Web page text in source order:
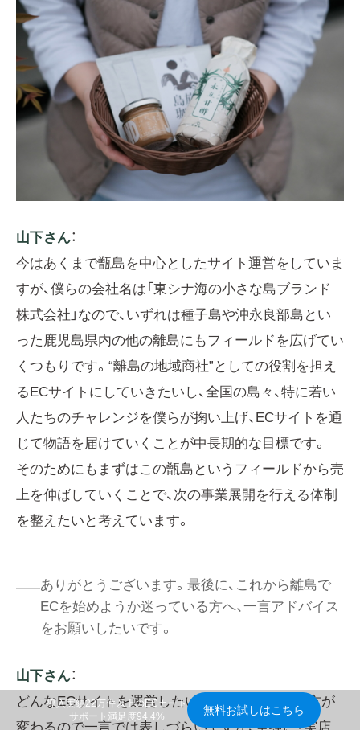
山下さん：
今はあくまで甑島を中心としたサイト運営をしていま
すが、僕らの会社名は「東シナ海の小さな島ブランド
株式会社」なので、いずれは種子島や沖永良部島とい
った鹿児島県内の他の離島にもフィールドを広げてい
くつもりです。“離島の地域商社”としての役割を担え
るECサイトにしていきたいし、全国の島々、特に若い
人たちのチャレンジを僕らが掬い上げ、ECサイトを通
じて物語を届けていくことが中長期的な目標です。
そのためにもまずはこの甑島というフィールドから売
上を伸ばしていくことで、次の事業展開を行える体制
を整えたいと考えています。
ありがとうございます。最後に、これから離島で
ECを始めようか迷っている方へ、一言アドバイス
をお願いしたいです。
山下さん：
どんなECサイトを運営したいかによっても届き方が
導入実績22万件以上のECカート
サポート満足度94.4%
無料お試しはこちら